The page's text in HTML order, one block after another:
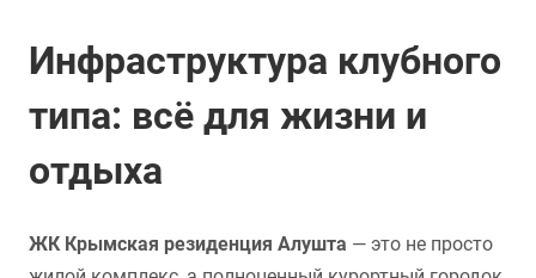
Инфраструктура клубного
типа: всё для жизни и
отдыха
ЖК Крымская резиденция Алушта — это не просто